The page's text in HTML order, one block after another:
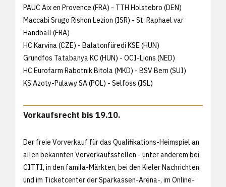
PAUC Aix en Provence (FRA) - TTH Holstebro (DEN)
Maccabi Srugo Rishon Lezion (ISR) - St. Raphael var
Handball (FRA)
HC Karvina (CZE) - Balatonfüredi KSE (HUN)
Grundfos Tatabanya KC (HUN) - OCI-Lions (NED)
HC Eurofarm Rabotnik Bitola (MKD) - BSV Bern (SUI)
KS Azoty-Pulawy SA (POL) - Selfoss (ISL)
Vorkaufsrecht bis 19.10.
Der freie Vorverkauf für das Qualifikations-Heimspiel an
allen bekannten Vorverkaufsstellen - unter anderem bei
CITTI, in den famila-Märkten, bei den Kieler Nachrichten
und im Ticketcenter der Sparkassen-Arena-, im Online-